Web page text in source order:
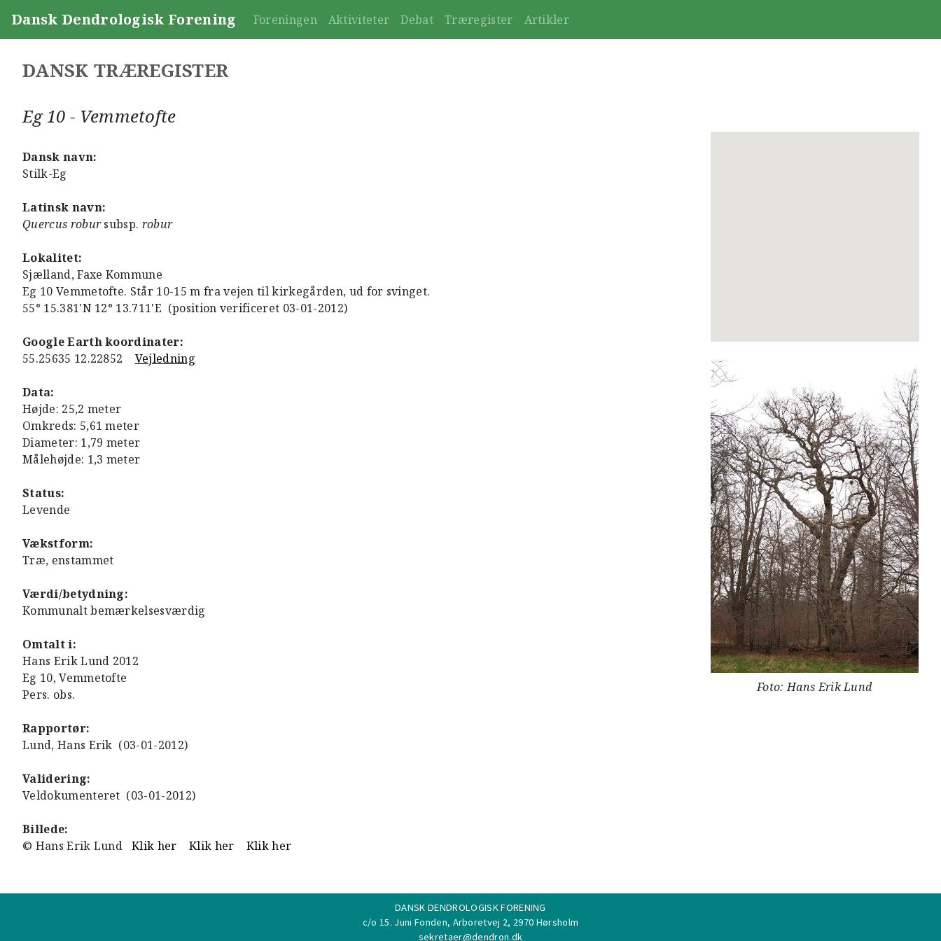
Dansk Dendrologisk Forening Foreningen Aktiviteter Debat Træregister Artikler
DANSK TRÆREGISTER
Eg 10 - Vemmetofte
Dansk navn:
Stilk-Eg
Latinsk navn:
Quercus robursubsp. robur
Lokalitet:
Sjælland, Faxe Kommune
Eg 10 Vemmetofte. Står 10-15 m fra vejen til kirkegården, ud for svinget.
55° 15.381'N 12° 13.711'E (position verificeret 03-01-2012)
Google Earth koordinater:
55.25635 12.22852 Vejledning
Data:
Højde: 25,2 meter
Omkreds: 5,61 meter
Diameter: 1,79 meter
Målehøjde: 1,3 meter
Status:
Levende
Vækstform:
Træ, enstammet
Værdi/betydning:
Kommunalt bemærkelsesværdig
Omtalt i:
Hans Erik Lund 2012
Eg 10, Vemmetofte
Pers. obs.
Rapportør:
Lund, Hans Erik (03-01-2012)
Validering:
Veldokumenteret (03-01-2012)
Billede:
© Hans Erik LundKlik her Klik her Klik her
Foto: Hans Erik Lund
DANSK DENDROLOGISK FORENING
c/o 15. Juni Fonden, Arboretvej 2, 2970 Hørsholm
sekretaer@dendron.dk